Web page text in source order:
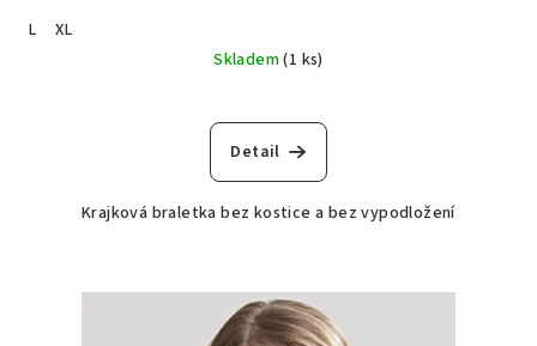
L
XL
Skladem(1 ks)
Detail
Krajková braletka bez kostice a bez vypodložení